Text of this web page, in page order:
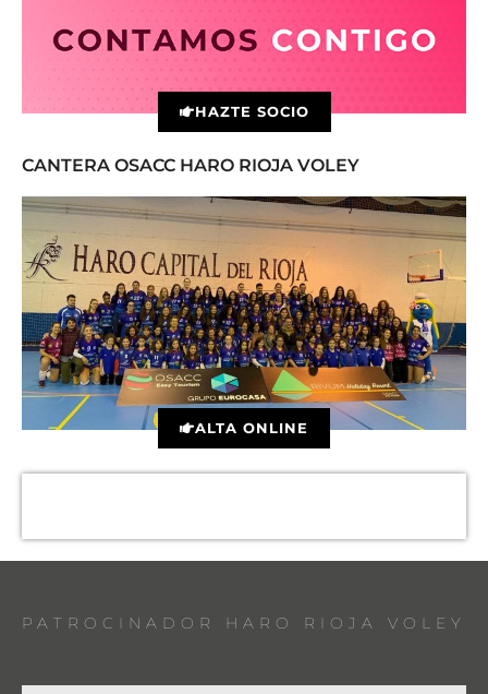
HAZTE SOCIO
CANTERA OSACC HARO RIOJA VOLEY
ALTA ONLINE
PATROCINADOR HARO RIOJA VOLEY